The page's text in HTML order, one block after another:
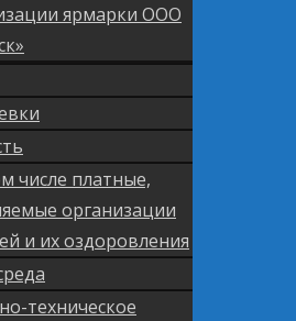
ярмарки ООО
числе платные,
организации
и их оздоровления
техническое